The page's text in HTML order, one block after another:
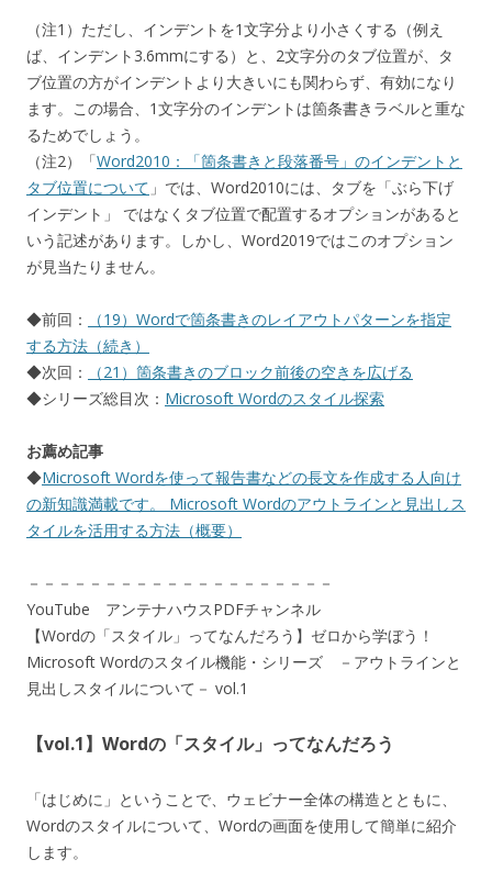
（注1）ただし、インデントを1文字分より小さくする（例え
ば、インデント3.6mmにする）と、2文字分のタブ位置が、タ
ブ位置の方がインデントより大きいにも関わらず、有効になり
ます。この場合、1文字分のインデントは箇条書きラベルと重な
るためでしょう。
（注2）「Word2010：「箇条書きと段落番号」のインデントと
タブ位置について 」では、Word2010には、タブを「ぶら下げ
インデント」 ではなくタブ位置で配置するオプションがあると
いう記述があります。しかし、Word2019ではこのオプション
が見当たりません。
◆前回：
（19）Wordで箇条書きのレイアウトパターンを指定
する方法（続き）
◆次回：
（21）箇条書きのブロック前後の空きを広げる
◆シリーズ総目次： Microsoft Wordのスタイル探索
お薦め記事
◆Microsoft Wordを使って報告書などの長文を作成する人向け
の新知識満載です。 Microsoft Wordのアウトラインと見出しス
タイルを活用する方法（概要）
－－－－－－－－－－－－－－－－－－－－
YouTube アンテナハウスPDFチャンネル
【Wordの「スタイル」ってなんだろう】ゼロから学ぼう！
Microsoft Wordのスタイル機能・シリーズ －アウトラインと
見出しスタイルについて－ vol.1
【vol.1】Wordの「スタイル」ってなんだろう
「はじめに」ということで、ウェビナー全体の構造とともに、
Wordのスタイルについて、Wordの画面を使用して簡単に紹介
します。